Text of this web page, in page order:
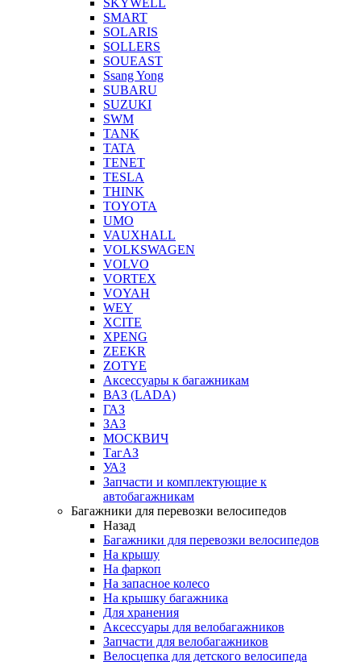
SKYWELL
SMART
SOLARIS
SOLLERS
SOUEAST
Ssang Yong
SUBARU
SUZUKI
SWM
TANK
TATA
TENET
TESLA
THINK
TOYOTA
UMO
VAUXHALL
VOLKSWAGEN
VOLVO
VORTEX
VOYAH
WEY
XCITE
XPENG
ZEEKR
ZOTYE
Аксессуары к багажникам
ВАЗ (LADA)
ГАЗ
ЗАЗ
МОСКВИЧ
ТагАЗ
УАЗ
Запчасти и комплектующие к
автобагажникам
Багажники для перевозки велосипедов
Назад
Багажники для перевозки велосипедов
На крышу
На фаркоп
На запасное колесо
На крышку багажника
Для хранения
Аксессуары для велобагажников
Запчасти для велобагажников
Велосцепка для детского велосипеда